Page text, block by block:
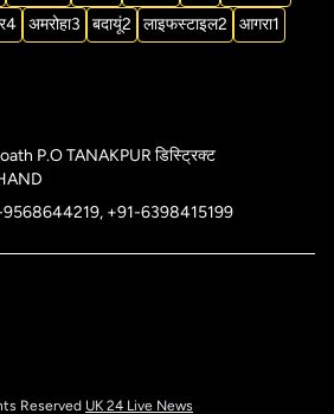
4 अमरोहा3 बदायूं2 लाइफस्टाइल2 आगरा1
P.O TANAKPUR डिस्ट्रिक्ट
+91-6398415199
Reserved UK 24 Live News